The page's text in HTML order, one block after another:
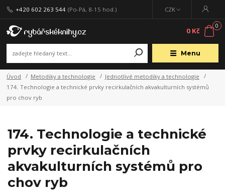
Menu
CZK
+420 602 263 544 (Po-Pá, 8-15 hod.)
0
0 Kč
Úvod Metodiky a technologie
Jednotlivé metodiky a technologie
174. Technologie a technické prvky recirkulačních akvakulturních systémů
pro chov ryb
174. Technologie a technické
prvky recirkulačních
akvakulturních systémů pro
chov ryb